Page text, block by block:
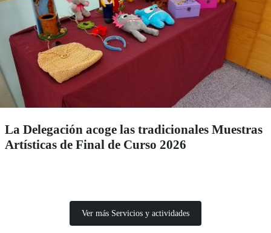
La Delegación acoge las tradicionales Muestras
Artísticas de Final de Curso 2026
Ver más Servicios y actividades